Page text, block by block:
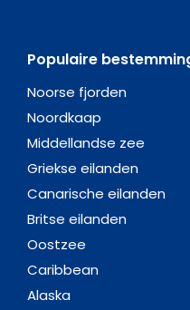
Populaire
Noorse fjorden
Noordkaap
Middellandse zee
Griekse eilanden
Canarische eilanden
Britse eilanden
Oostzee
Caribbean
Alaska